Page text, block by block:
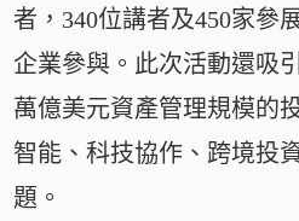
者，340位講者及450家參
企業參與。此次活動還吸
萬億美元資產管理規模的
智能、科技協作、跨境投
題。